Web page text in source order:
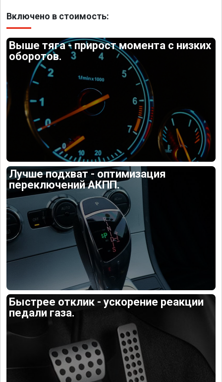
Включено в стоимость:
Выше тяга - прирост момента с низких
оборотов.
Лучше подхват - оптимизация
переключений АКПП.
Быстрее отклик - ускорение реакции
педали газа.